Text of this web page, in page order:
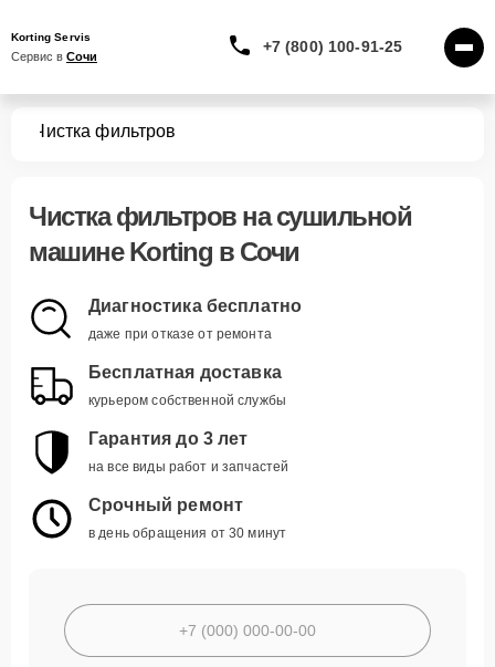
Korting Servis
Сервис в Сочи
+7 (800) 100-91-25
Чистка фильтров
Чистка фильтровна сушильной
машине Korting в Сочи
Диагностика бесплатно
даже при отказе от ремонта
Бесплатная доставка
курьером собственной службы
Гарантия до 3 лет
на все виды работ и запчастей
Срочный ремонт
в день обращения от 30 минут